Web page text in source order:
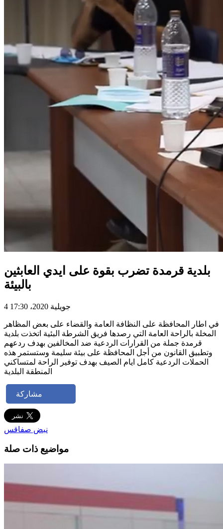
بلدية قرمدة تضرب بقوة على ايدي العابثين
بالبيئة
4 جويلية 2020، 17:30
في اطار المحافظة على النظافة العامة والقضاء على بعض المظاهر
المخلة بالراحة العامة التي رصدها فريق الشرطة البئية اتخذت بلدية
قرمدة جملة من القرارات الردعية ضد المخالفين بهدف ردعهم
وتطبيق القانون من أجل المحافظة على بيئة سليمة وستستمر هذه
الحملات الردعية كامل ايام الصيف بهدف توفير الراحة لمتساكني
المنطقة البلدية
مشاركة
نبض صفاقس
مواضيع ذات صلة